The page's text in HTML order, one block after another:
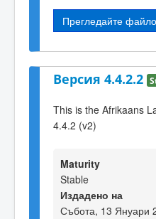
Прегледайте
Версия 4.4.2.2
This is the Afrikaans
4.4.2 (v2)
Maturity
Stable
Издадено на
Събота, 13 Януари